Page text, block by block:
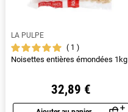
LA PULPE
1
Noisettes entières émondées 1kg
32,89 €